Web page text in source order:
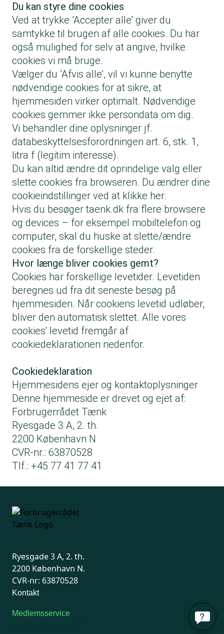
Du kan styre dine cookies
Ved at trykke ’Accepter alle’ giver du
samtykke til brugen af alle cookies. Du har
også mulighed for selv at angive, hvilke
cookies vi må bruge.
Vælger du ’Afvis alle’, vil vi kunne benytte
nødvendige cookies for at sikre, at
hjemmesiden virker optimalt. Nødvendige
cookies gemmer ikke persondata om dig.
Vi behandler dine oplysninger jf.
databeskyttelsesforordningen art. 6, stk. 1,
litra f (legitim interesse).
Du kan altid ændre dit oprindelige valg eller
slette cookies fra browseren. Du ændrer dine
cookieindstillinger ved at klikke her.
Hvis du besøger taenk.dk fra flere browsere
og devices – for eksempel mobiltelefon og
computer, skal du huske at slette/ændre
cookies fra de forskellige steder.
Hvor længe bliver cookies gemt?
Cookies har forskellige levetider. Levetiden
beregnes ud fra dit seneste besøg på
hjemmesiden. Når cookiens levetid udløber,
bliver den automatisk slettet. Alle vores
cookies' levetid fremgår af
cookiedeklarationen nedenfor.
Cookiedeklaration
Hjemmesidens ejer og kontaktoplysninger
Denne hjemmeside er drevet og ejet af:
Forbrugerrådet Tænk
Ryesgade 3 A, 2. th.
2200 København N
CVR-nr.: 63870528
Tlf.: +45 77 41 77 41
Ryesgade 3 A, 2. th.
2200 København N.
CVR-nr: 63870528
Kontakt
Medlemsservice